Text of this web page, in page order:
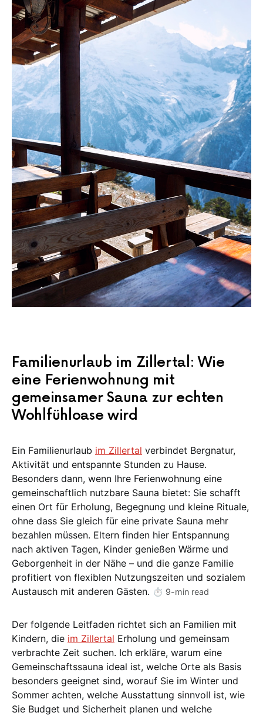
Familienurlaub im Zillertal: Wie
eine Ferienwohnung mit
gemeinsamer Sauna zur echten
Wohlfühloase wird
Ein Familienurlaub im Zillertal verbindet Bergnatur,
Aktivität und entspannte Stunden zu Hause.
Besonders dann, wenn Ihre Ferienwohnung eine
gemeinschaftlich nutzbare Sauna bietet: Sie schafft
einen Ort für Erholung, Begegnung und kleine Rituale,
ohne dass Sie gleich für eine private Sauna mehr
bezahlen müssen. Eltern finden hier Entspannung
nach aktiven Tagen, Kinder genießen Wärme und
Geborgenheit in der Nähe – und die ganze Familie
profitiert von flexiblen Nutzungszeiten und sozialem
Austausch mit anderen Gästen. ⏱️ 9-min read
Der folgende Leitfaden richtet sich an Familien mit
Kindern, die im Zillertal Erholung und gemeinsam
verbrachte Zeit suchen. Ich erkläre, warum eine
Gemeinschaftssauna ideal ist, welche Orte als Basis
besonders geeignet sind, worauf Sie im Winter und
Sommer achten, welche Ausstattung sinnvoll ist, wie
Sie Budget und Sicherheit planen und welche